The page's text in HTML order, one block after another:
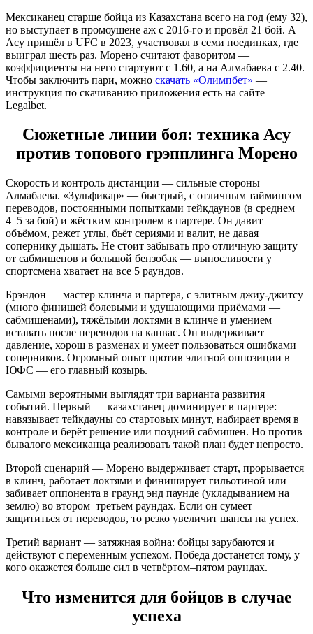
Мексиканец старше бойца из Казахстана всего на год (ему 32),
но выступает в промоушене аж с 2016-го и провёл 21 бой. А
Асу пришёл в UFC в 2023, участвовал в семи поединках, где
выиграл шесть раз. Морено считают фаворитом —
коэффициенты на него стартуют с 1.60, а на Алмабаева с 2.40.
Чтобы заключить пари, можно скачать «Олимпбет» —
инструкция по скачиванию приложения есть на сайте
Legalbet.
Сюжетные линии боя: техника Асу
против топового грэпплинга Морено
Скорость и контроль дистанции — сильные стороны
Алмабаева. «Зульфикар» — быстрый, с отличным таймингом
переводов, постоянными попытками тейкдаунов (в среднем
4–5 за бой) и жёстким контролем в партере. Он давит
объёмом, режет углы, бьёт сериями и валит, не давая
сопернику дышать. Не стоит забывать про отличную защиту
от сабмишенов и большой бензобак — выносливости у
спортсмена хватает на все 5 раундов.
Брэндон — мастер клинча и партера, с элитным джиу-джитсу
(много финишей болевыми и удушающими приёмами —
сабмишенами), тяжёлыми локтями в клинче и умением
вставать после переводов на канвас. Он выдерживает
давление, хорош в разменах и умеет пользоваться ошибками
соперников. Огромный опыт против элитной оппозиции в
ЮФС — его главный козырь.
Самыми вероятными выглядят три варианта развития
событий. Первый — казахстанец доминирует в партере:
навязывает тейкдауны со стартовых минут, набирает время в
контроле и берёт решение или поздний сабмишен. Но против
бывалого мексиканца реализовать такой план будет непросто.
Второй сценарий — Морено выдерживает старт, прорывается
в клинч, работает локтями и финиширует гильотиной или
забивает оппонента в граунд энд паунде (укладыванием на
землю) во втором–третьем раундах. Если он сумеет
защититься от переводов, то резко увеличит шансы на успех.
Третий вариант — затяжная война: бойцы зарубаются и
действуют с переменным успехом. Победа достанется тому, у
кого окажется больше сил в четвёртом–пятом раундах.
Что изменится для бойцов в случае
успеха